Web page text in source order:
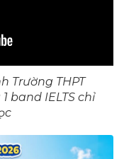
Trường THPT
band IELTS chỉ